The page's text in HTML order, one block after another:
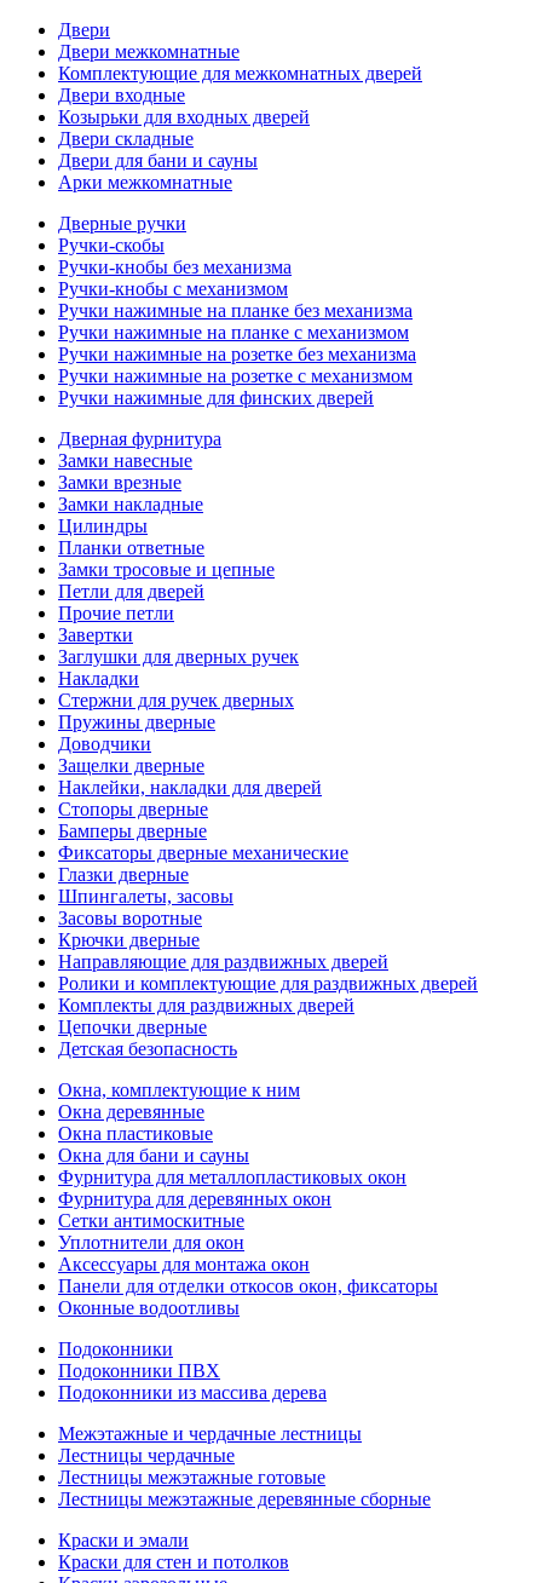
Двери
Двери межкомнатные
Комплектующие для межкомнатных дверей
Двери входные
Козырьки для входных дверей
Двери складные
Двери для бани и сауны
Арки межкомнатные
Дверные ручки
Ручки-скобы
Ручки-кнобы без механизма
Ручки-кнобы с механизмом
Ручки нажимные на планке без механизма
Ручки нажимные на планке с механизмом
Ручки нажимные на розетке без механизма
Ручки нажимные на розетке с механизмом
Ручки нажимные для финских дверей
Дверная фурнитура
Замки навесные
Замки врезные
Замки накладные
Цилиндры
Планки ответные
Замки тросовые и цепные
Петли для дверей
Прочие петли
Завертки
Заглушки для дверных ручек
Накладки
Стержни для ручек дверных
Пружины дверные
Доводчики
Защелки дверные
Наклейки, накладки для дверей
Стопоры дверные
Бамперы дверные
Фиксаторы дверные механические
Глазки дверные
Шпингалеты, засовы
Засовы воротные
Крючки дверные
Направляющие для раздвижных дверей
Ролики и комплектующие для раздвижных дверей
Комплекты для раздвижных дверей
Цепочки дверные
Детская безопасность
Окна, комплектующие к ним
Окна деревянные
Окна пластиковые
Окна для бани и сауны
Фурнитура для металлопластиковых окон
Фурнитура для деревянных окон
Сетки антимоскитные
Уплотнители для окон
Аксессуары для монтажа окон
Панели для отделки откосов окон, фиксаторы
Оконные водоотливы
Подоконники
Подоконники ПВХ
Подоконники из массива дерева
Межэтажные и чердачные лестницы
Лестницы чердачные
Лестницы межэтажные готовые
Лестницы межэтажные деревянные сборные
Краски и эмали
Краски для стен и потолков